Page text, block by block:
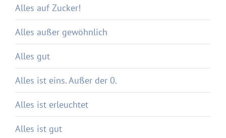
Alles auf Zucker!
Alles außer gewöhnlich
Alles gut
Alles ist eins. Außer der 0.
Alles ist erleuchtet
Alles ist gut